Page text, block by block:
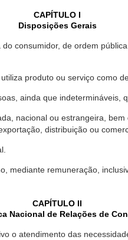
CAPÍTULO I
Disposições Gerais
consumidor, de ordem
produto ou serviço como
ainda que indetermináveis,
nacional ou estrangeira,
distribuição ou
mediante remuneração,
CAPÍTULO II
Nacional de Relações de
o atendimento das